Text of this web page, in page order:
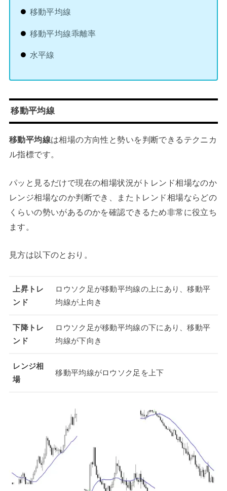
移動平均線
移動平均線乖離率
水平線
移動平均線
移動平均線は相場の方向性と勢いを判断できるテクニカ
ル指標です。
パッと見るだけで現在の相場状況がトレンド相場なのか
レンジ相場なのか判断でき、またトレンド相場ならどの
くらいの勢いがあるのかを確認できるため非常に役立ち
ます。
見方は以下のとおり。
上昇トレ
ンド
ロウソク足が移動平均線の上にあり、移動平
均線が上向き
下降トレ
ンド
ロウソク足が移動平均線の下にあり、移動平
均線が下向き
レンジ相
場
移動平均線がロウソク足を上下